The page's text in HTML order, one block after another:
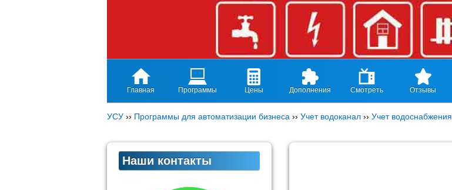
Главная Программы Цены Дополнения Смотреть Отзывы
УСУ ›› Программы для автоматизации бизнеса ›› Учет водоканал ›› Учет водоснабжения
Наши контакты